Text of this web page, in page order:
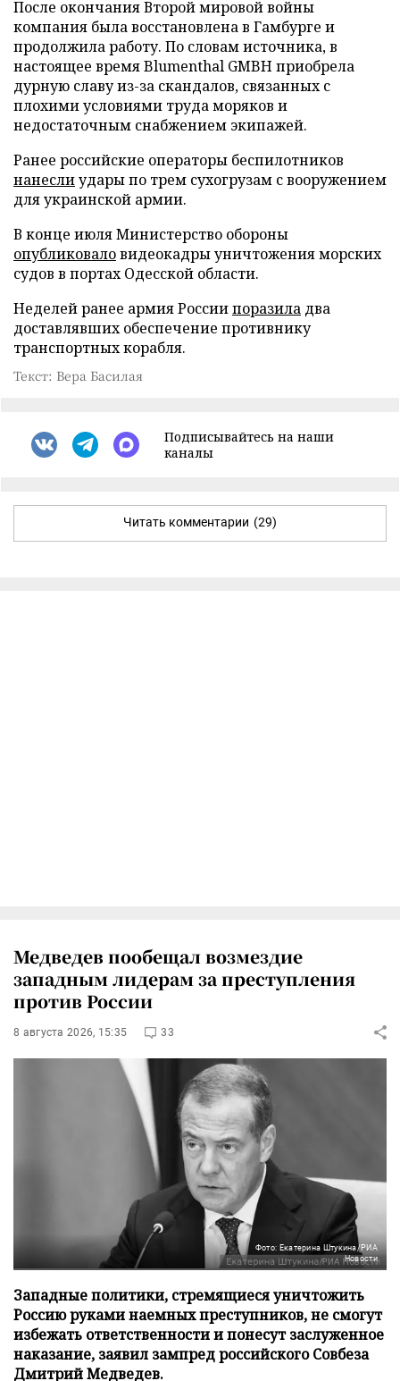
После окончания Второй мировой войны
компания была восстановлена в Гамбурге и
продолжила работу. По словам источника, в
настоящее время Blumenthal GMBH приобрела
дурную славу из-за скандалов, связанных с
плохими условиями труда моряков и
недостаточным снабжением экипажей.
Ранее российские операторы беспилотников
нанеслиудары по трем сухогрузам с вооружением
для украинской армии.
В конце июля Министерство обороны
опубликоваловидеокадры уничтожения морских
судов в портах Одесской области.
Неделей ранее армия Россиипоразила два
доставлявших обеспечение противнику
транспортных корабля.
Текст: Вера Басилая
Подписывайтесь на наши
каналы
Читать комментарии (29)
Медведев пообещал возмездие
западным лидерам за преступления
против России
8 августа 2026, 15:35 33
Фото: Екатерина Штукина/РИА
Новости
Западные политики, стремящиеся уничтожить
Россию руками наемных преступников, не смогут
избежать ответственности и понесут заслуженное
наказание, заявил зампред российского Совбеза
Дмитрий Медведев.